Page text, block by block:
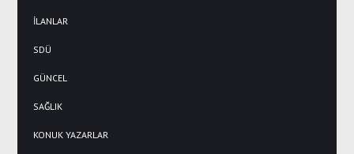
İLANLAR
SDÜ
GÜNCEL
SAĞLIK
KONUK YAZARLAR